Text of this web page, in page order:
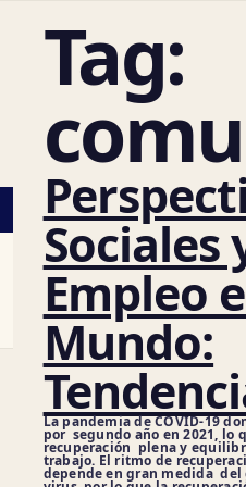
Tag:
Sociales
Empleo
Mundo:
La pandemia de COVID-19
por segundo año en 2021, lo
recuperación plena y
trabajo. El ritmo de
depende en gran medida del